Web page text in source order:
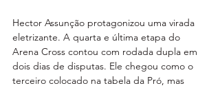
Hector Assunção protagonizou uma virada
eletrizante. A quarta e última etapa do
Arena Cross contou com rodada dupla em
dois dias de disputas. Ele chegou como o
terceiro colocado na tabela da Pró, mas